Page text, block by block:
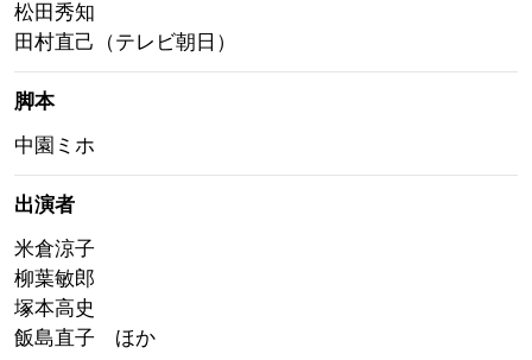
松田秀知
田村直己（テレビ朝日）
脚本
中園ミホ
出演者
米倉涼子
柳葉敏郎
塚本高史
飯島直子 ほか